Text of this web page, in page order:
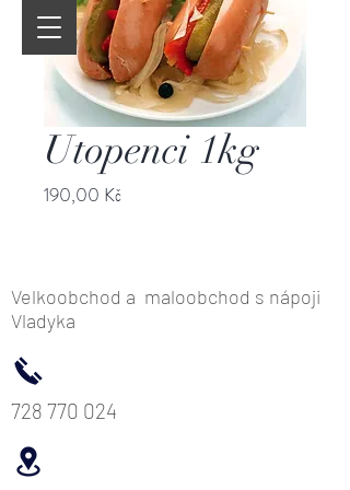
Utopenci 1kg
190,00 KčCena
Velkoobchod a maloobchod s nápoji
Vladyka
728 770 024